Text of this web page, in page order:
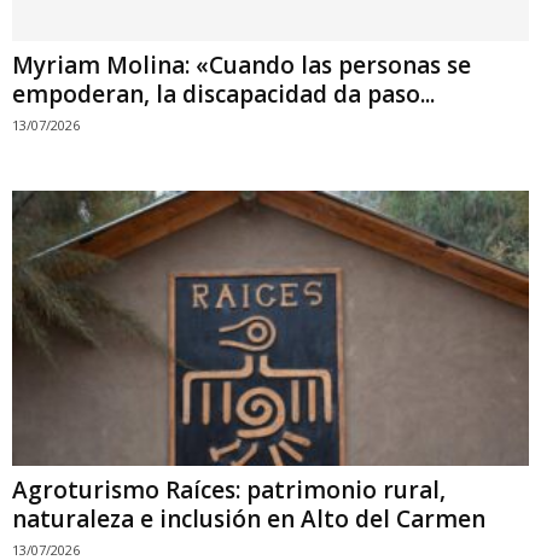
Myriam Molina: «Cuando las personas se
empoderan, la discapacidad da paso...
13/07/2026
Agroturismo Raíces: patrimonio rural,
naturaleza e inclusión en Alto del Carmen
13/07/2026